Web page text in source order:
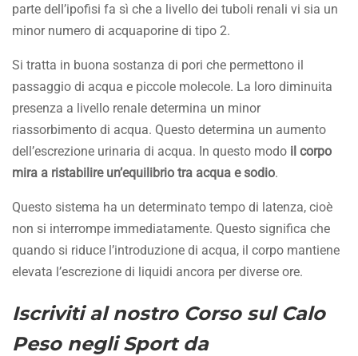
parte dell’ipofisi fa sì che a livello dei tuboli renali vi sia un
minor numero di acquaporine di tipo 2.
Si tratta in buona sostanza di pori che permettono il
passaggio di acqua e piccole molecole. La loro diminuita
presenza a livello renale determina un minor
riassorbimento di acqua. Questo determina un aumento
dell’escrezione urinaria di acqua. In questo modo il corpo
mira a ristabilire un’equilibrio tra acqua e sodio.
Questo sistema ha un determinato tempo di latenza, cioè
non si interrompe immediatamente. Questo significa che
quando si riduce l’introduzione di acqua, il corpo mantiene
elevata l’escrezione di liquidi ancora per diverse ore.
Iscriviti al nostro Corso sul Calo
Peso negli Sport da